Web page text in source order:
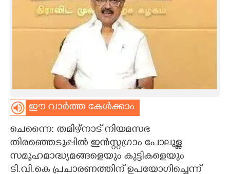
SPIRITUAL
LITERATURE
ഈ വാർത്ത കേൾക്കാം
ചെന്നൈ: തമിഴ്നാട് നിയമസഭ
തിരഞ്ഞെടുപ്പിൽ ഇൻസ്റ്റഗ്രാം പോലുള്ള
സമൂഹമാദ്ധ്യമങ്ങളെയും കുട്ടികളെയും
ടി.വി.കെ പ്രചാരണത്തിന് ഉപയോഗിച്ചെന്ന്